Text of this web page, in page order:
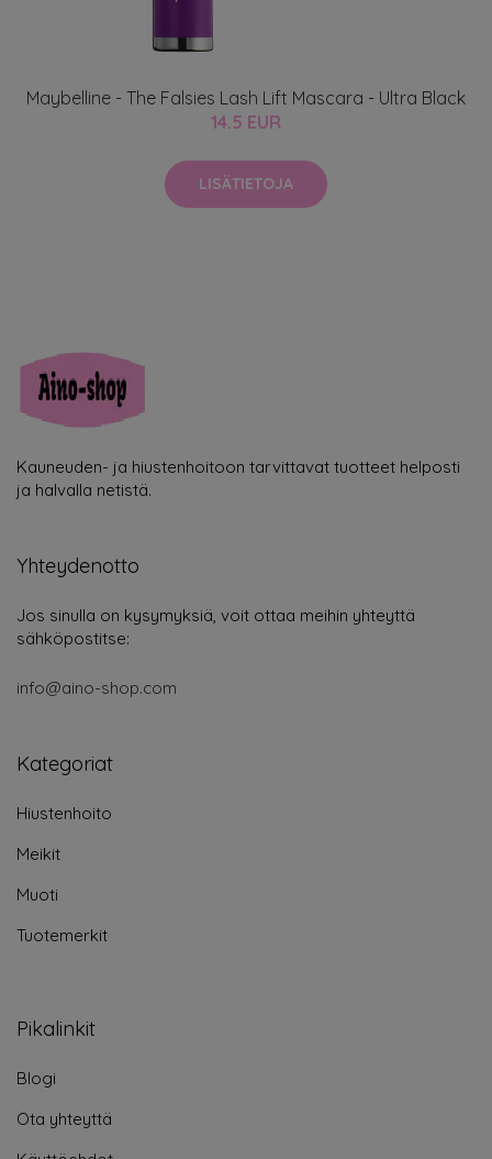
Maybelline - The Falsies Lash Lift Mascara - Ultra Black
14.5 EUR
LISÄTIETOJA
Kauneuden- ja hiustenhoitoon tarvittavat tuotteet helposti
ja halvalla netistä.
Yhteydenotto
Jos sinulla on kysymyksiä, voit ottaa meihin yhteyttä
sähköpostitse:
info@aino-shop.com
Kategoriat
Hiustenhoito
Meikit
Muoti
Tuotemerkit
Pikalinkit
Blogi
Ota yhteyttä